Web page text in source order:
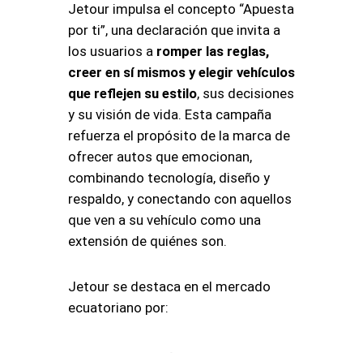
Jetour impulsa el concepto “Apuesta
por ti”, una declaración que invita a
los usuarios a romper las reglas,
creer en sí mismos y elegir vehículos
que reflejen su estilo, sus decisiones
y su visión de vida. Esta campaña
refuerza el propósito de la marca de
ofrecer autos que emocionan,
combinando tecnología, diseño y
respaldo, y conectando con aquellos
que ven a su vehículo como una
extensión de quiénes son.
Jetour se destaca en el mercado
ecuatoriano por: